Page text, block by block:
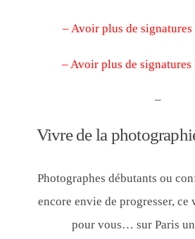
– Avoir plus de signatures
– Avoir plus de signatures
–
Vivre de la
Photographes débutants ou
encore envie de progresser,
pour vous… sur Paris